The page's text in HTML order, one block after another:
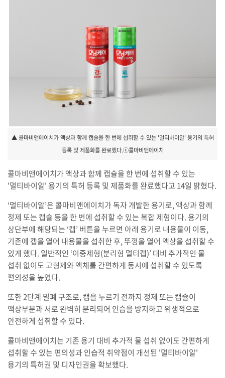
▲ 콜마비앤에이치가 액상과 함께 캡슐을 한 번에 섭취할 수 있는 '멀티바이알' 용기의 특허
등록 및 제품화를 완료했다.ⓒ콜마비앤에이치
콜마비앤에이치가 액상과 함께 캡슐을 한 번에 섭취할 수 있는
'멀티바이알' 용기의 특허 등록 및 제품화를 완료했다고 14일 밝혔다.
‘멀티바이알’은 콜마비앤에이치가 독자 개발한 용기로, 액상과 함께
정제 또는 캡슐 등을 한 번에 섭취할 수 있는 복합 제형이다. 용기의
상단부에 해당되는 ‘캡’ 버튼을 누르면 아래 용기로 내용물이 이동,
기존에 캡을 열어 내용물을 섭취한 후, 뚜껑을 열어 액상을 섭취할 수
있게 했다. 일반적인 ‘이중제형(분리형 멀티캡)’ 대비 추가적인 물
섭취 없이도 고형제와 액체를 간편하게 동시에 섭취할 수 있도록
편의성을 높였다.
또한 2단계 밀폐 구조로, 캡을 누르기 전까지 정제 또는 캡슐이
액상부분과 서로 완벽히 분리되어 인습을 방지하고 위생적으로
안전하게 섭취할 수 있다.
콜마비앤에이치는 기존 용기 대비 추가적 물 섭취 없이도 간편하게
섭취할 수 있는 편의성과 인습적 취약점이 개선된 '멀티바이알'
용기의 특허권 및 디자인권을 확보했다.